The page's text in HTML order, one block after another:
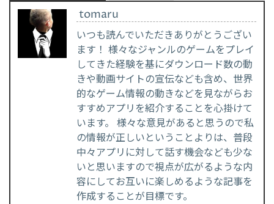
tomaru
いつも読んでいただきありがとうござい
ます！ 様々なジャンルのゲームをプレイ
してきた経験を基にダウンロード数の動
きや動画サイトの宣伝なども含め、世界
的なゲーム情報の動きなどを見ながらお
すすめアプリを紹介することを心掛けて
います。 様々な意見があると思うので私
の情報が正しいということよりは、普段
中々アプリに対して話す機会なども少な
いと思いますので視点が広がるような内
容にしてお互いに楽しめるような記事を
作成することが目標です。